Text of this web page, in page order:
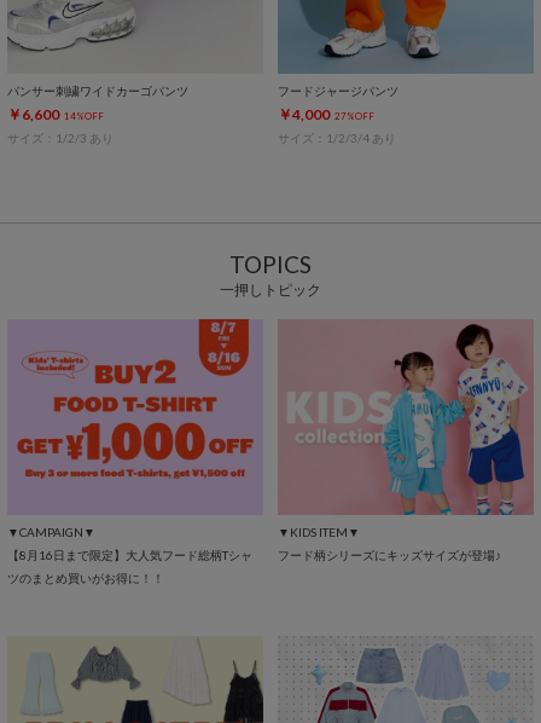
パンサー刺繍ワイドカーゴパンツ
￥6,600 14%OFF
サイズ：1/2/3 あり
フードジャージパンツ
￥4,000 27%OFF
サイズ：1/2/3/4 あり
TOPICS
一押しトピック
▼CAMPAIGN▼
【8月16日まで限定】大人気フード総柄Tシャ
ツのまとめ買いがお得に！！
▼KIDS ITEM▼
フード柄シリーズにキッズサイズが登場♪